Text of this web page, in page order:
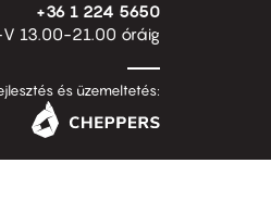
+36 1 224 5650
V 13.00-21.00 óráig
és üzemeltetés: